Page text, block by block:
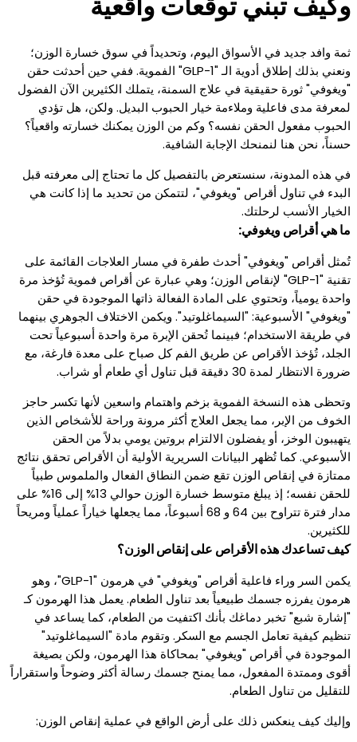
ثمة وافد جديد في الأسواق اليوم، وتحديداً في سوق خسارة الوزن؛
ونعني بذلك إطلاق أدوية الـ "GLP-1" الفموية. ففي حين أحدثت حقن
"ويغوفي" ثورة حقيقية في علاج السمنة، يتملك الكثيرين الآن الفضول
لمعرفة مدى فاعلية وملاءمة خيار الحبوب البديل. ولكن، هل تؤدي
الحبوب مفعول الحقن نفسه؟ وكم من الوزن يمكنك خسارته واقعياً؟
حسناً، نحن هنا لنمنحك الإجابة الشافية.
في هذه المدونة، سنستعرض بالتفصيل كل ما تحتاج إلى معرفته قبل
البدء في تناول أقراص "ويغوفي"، لتتمكن من تحديد ما إذا كانت هي
الخيار الأنسب لرحلتك.
ما هي أقراص ويغوفي:
تُمثل أقراص "ويغوفي" أحدث طفرة في مسار العلاجات القائمة على
تقنية "GLP-1" لإنقاص الوزن؛ وهي عبارة عن أقراص فموية تُؤخذ مرة
واحدة يومياً، وتحتوي على المادة الفعالة ذاتها الموجودة في حقن
"ويغوفي" الأسبوعية: "السيماغلوتيد". ويكمن الاختلاف الجوهري بينهما
في طريقة الاستخدام؛ فبينما تُحقن الإبرة مرة واحدة أسبوعياً تحت
الجلد، تُؤخذ الأقراص عن طريق الفم كل صباح على معدة فارغة، مع
ضرورة الانتظار لمدة 30 دقيقة قبل تناول أي طعام أو شراب.
وتحظى هذه النسخة الفموية بزخم واهتمام واسعين لأنها تكسر حاجز
الخوف من الإبر، مما يجعل العلاج أكثر مرونة وراحة للأشخاص الذين
يتهيبون الوخز، أو يفضلون الالتزام بروتين يومي بدلاً من الحقن
الأسبوعي. كما تُظهر البيانات السريرية الأولية أن الأقراص تحقق نتائج
ممتازة في إنقاص الوزن تقع ضمن النطاق الفعال والملموس طبياً
للحقن نفسه؛ إذ يبلغ متوسط خسارة الوزن حوالي 13% إلى 16% على
مدار فترة تتراوح بين 64 و 68 أسبوعاً، مما يجعلها خياراً عملياً ومريحاً
للكثيرين.
كيف تساعدك هذه الأقراص على إنقاص الوزن؟
يكمن السر وراء فاعلية أقراص "ويغوفي" في هرمون "GLP-1"، وهو
هرمون يفرزه جسمك طبيعياً بعد تناول الطعام. يعمل هذا الهرمون كـ
"إشارة شبع" تخبر دماغك بأنك اكتفيت من الطعام، كما يساعد في
تنظيم كيفية تعامل الجسم مع السكر. وتقوم مادة "السيماغلوتيد"
الموجودة في أقراص "ويغوفي" بمحاكاة هذا الهرمون، ولكن بصيغة
أقوى وممتدة المفعول، مما يمنح جسمك رسالة أكثر وضوحاً واستقراراً
للتقليل من تناول الطعام.
وإليك كيف ينعكس ذلك على أرض الواقع في عملية إنقاص الوزن: